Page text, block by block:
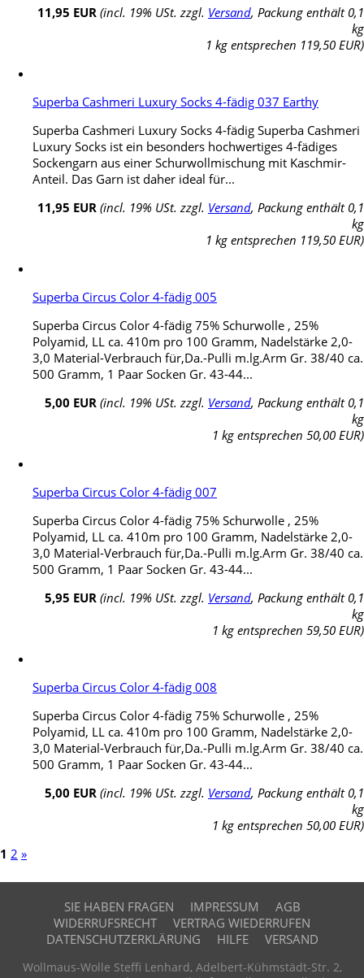
11,95 EUR (incl. 19% USt. zzgl. Versand, Packung enthält 0,1
kg
1 kg entsprechen 119,50 EUR)
Superba Cashmeri Luxury Socks 4-fädig 037 Earthy
Superba Cashmeri Luxury Socks 4-fädig Superba Cashmeri
Luxury Socks ist ein besonders hochwertiges 4-fädiges
Sockengarn aus einer Schurwollmischung mit Kaschmir-
Anteil. Das Garn ist daher ideal für...
11,95 EUR (incl. 19% USt. zzgl. Versand, Packung enthält 0,1
kg
1 kg entsprechen 119,50 EUR)
Superba Circus Color 4-fädig 005
Superba Circus Color 4-fädig 75% Schurwolle , 25%
Polyamid, LL ca. 410m pro 100 Gramm, Nadelstärke 2,0-
3,0 Material-Verbrauch für,Da.-Pulli m.lg.Arm Gr. 38/40 ca.
500 Gramm, 1 Paar Socken Gr. 43-44...
5,00 EUR (incl. 19% USt. zzgl. Versand, Packung enthält 0,1
kg
1 kg entsprechen 50,00 EUR)
Superba Circus Color 4-fädig 007
Superba Circus Color 4-fädig 75% Schurwolle , 25%
Polyamid, LL ca. 410m pro 100 Gramm, Nadelstärke 2,0-
3,0 Material-Verbrauch für,Da.-Pulli m.lg.Arm Gr. 38/40 ca.
500 Gramm, 1 Paar Socken Gr. 43-44...
5,95 EUR (incl. 19% USt. zzgl. Versand, Packung enthält 0,1
kg
1 kg entsprechen 59,50 EUR)
Superba Circus Color 4-fädig 008
Superba Circus Color 4-fädig 75% Schurwolle , 25%
Polyamid, LL ca. 410m pro 100 Gramm, Nadelstärke 2,0-
3,0 Material-Verbrauch für,Da.-Pulli m.lg.Arm Gr. 38/40 ca.
500 Gramm, 1 Paar Socken Gr. 43-44...
5,00 EUR (incl. 19% USt. zzgl. Versand, Packung enthält 0,1
kg
1 kg entsprechen 50,00 EUR)
1 2 »
SIE HABEN FRAGEN IMPRESSUM
AGB
WIDERRUFSRECHT
VERTRAG WIEDERRUFEN
DATENSCHUTZERKLÄRUNG
HILFE VERSAND
Wollmaus-Wolle Steffi Lenhard, Adelbert-Kühmstädt-Str. 2,